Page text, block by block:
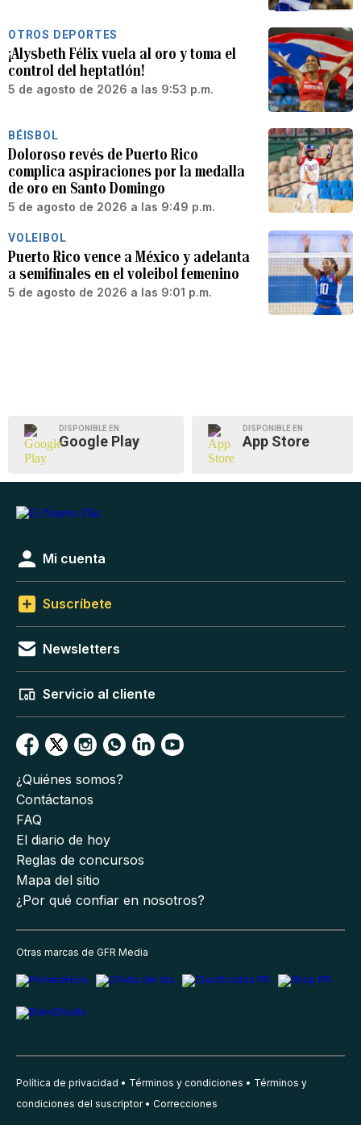
OTROS DEPORTES
¡Alysbeth Félix vuela al oro y toma el
control del heptatlón!
5 de agosto de 2026 a las 9:53 p.m.
BÉISBOL
Doloroso revés de Puerto Rico
complica aspiraciones por la medalla
de oro en Santo Domingo
5 de agosto de 2026 a las 9:49 p.m.
VOLEIBOL
Puerto Rico vence a México y adelanta
a semifinales en el voleibol femenino
5 de agosto de 2026 a las 9:01 p.m.
DISPONIBLE EN
Google Play
DISPONIBLE EN
App Store
Mi cuenta
Suscríbete
Newsletters
Servicio al cliente
¿Quiénes somos?
Contáctanos
FAQ
El diario de hoy
Reglas de concursos
Mapa del sitio
¿Por qué confiar en nosotros?
Otras marcas de GFR Media
Política de privacidad Términos y condiciones
Términos y
condiciones del suscriptor
Correcciones